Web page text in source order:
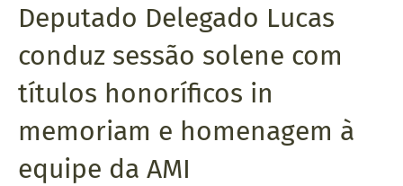
T
Q
Deputado Delegado Lucas
conduz sessão solene com
títulos honoríficos in
memoriam e homenagem à
equipe da AMI